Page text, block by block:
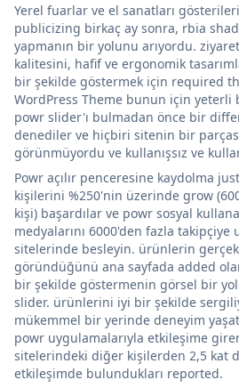
Yerel fuarlar ve el sanatları
publicizing birkaç ay sonra, rbia
yapmanın bir yolunu arıyordu.
kalitesini, hafif ve ergonomik
bir şekilde göstermek için required
WordPress Theme bunun için yeterli
powr slider'ı bulmadan önce bir
denediler ve hiçbiri sitenin bir
görünmüyordu ve kullanışsız ve
Powr açılır penceresine kaydolma
kişilerini %250'nin üzerinde grow
kişi) başardılar ve powr sosyal
medyalarını 6000'den fazla takipçiye
sitelerinde besleyin. ürünlerin gerçek
göründüğünü ana sayfada added
bir şekilde göstermenin görsel bir
slider. ürünlerini iyi bir şekilde
mükemmel bir yerinde deneyim
powr uygulamalarıyla etkileşime
sitelerindeki diğer kişilerden 2,5 kat
etkileşimde bulundukları reported.